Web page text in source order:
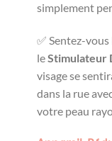
simplement
✅ Sentez-
leStimulateur
visage se
dans la rue
votre peau